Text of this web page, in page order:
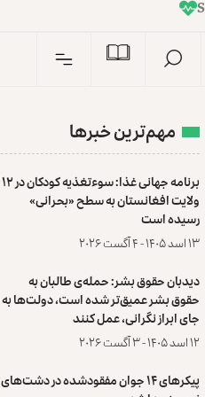
n
I
مهم‌ترین خبرها
برنامه جهانی غذا: سوءتغذیه کودکان در ۱۲
ولایت افغانستان به سطح «بحرانی»
رسیده است
۱۳ اسد ۱۴۰۵ - ۴ آگست ۲۰۲۶
دیدبان حقوق بشر: حمله‌ی طالبان به
حقوق بشر عمیق‌تر شده است، دولت‌ها به
جای ابراز نگرانی، عمل کنند
۱۲ اسد ۱۴۰۵ - ۳ آگست ۲۰۲۶
پیکرهای ۱۴ جوان مفقودشده در دشت‌های